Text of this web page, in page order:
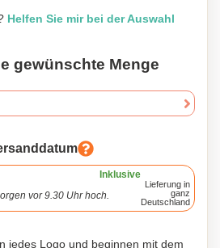
Helfen Sie mir bei der Auswahl
gewünschte Menge
Inklusive
vor 9.30 Uhr hoch.
Lieferung in
ganz
Deutschland
jedes Logo und beginnen mit dem